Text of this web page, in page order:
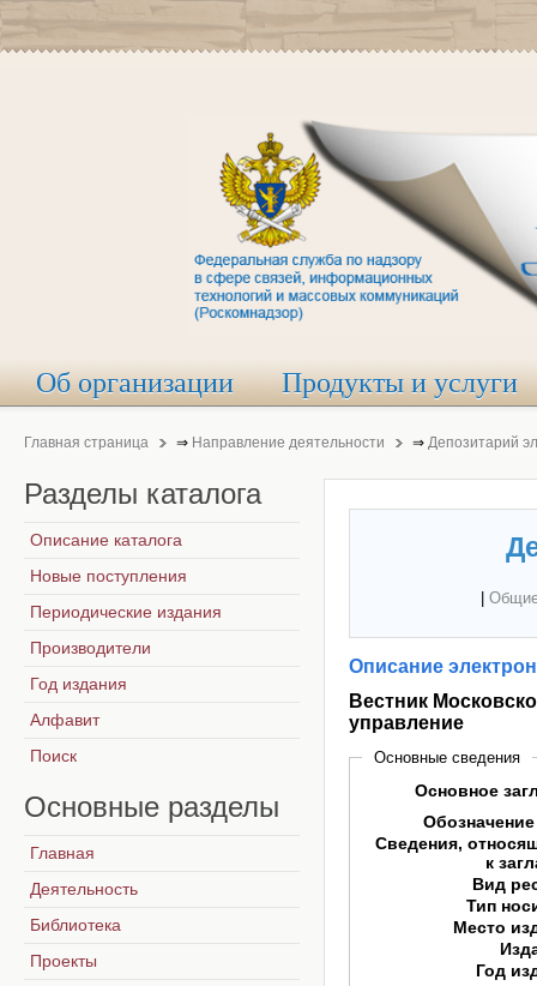
Об организации Продукты и услуги
Главная страница ⇒ Направление деятельности ⇒ Депозитарий
Описание
Вестник
управление
Основные сведения
Основное
Сведения,
к
Вид
Тип
Место
Год
Разделы каталога
Описание каталога
Новые поступления
Периодические издания
Производители
Год издания
Алфавит
Поиск
Основные разделы
Главная
Деятельность
Библиотека
Проекты